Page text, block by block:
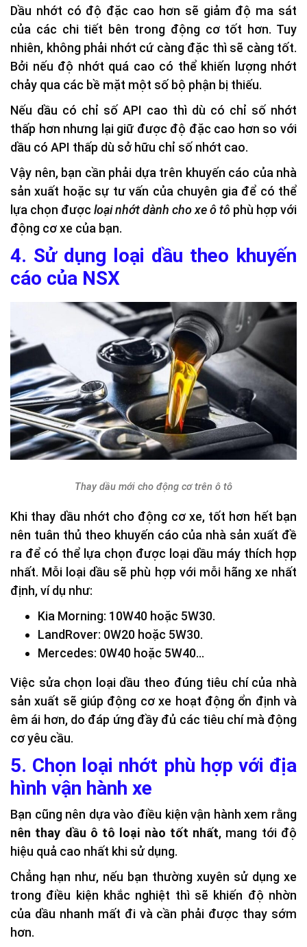
Dầu nhớt có độ đặc cao hơn sẽ giảm độ ma sát
của các chi tiết bên trong động cơ tốt hơn. Tuy
nhiên, không phải nhớt cứ càng đặc thì sẽ càng tốt.
Bởi nếu độ nhớt quá cao có thể khiến lượng nhớt
chảy qua các bề mặt một số bộ phận bị thiếu.
Nếu dầu có chỉ số API cao thì dù có chỉ số nhớt
thấp hơn nhưng lại giữ được độ đặc cao hơn so với
dầu có API thấp dù sở hữu chỉ số nhớt cao.
Vậy nên, bạn cần phải dựa trên khuyến cáo của nhà
sản xuất hoặc sự tư vấn của chuyên gia để có thể
lựa chọn được loại nhớt dành cho xe ô tô phù hợp với
động cơ xe của bạn.
4. Sử dụng loại dầu theo khuyến
cáo của NSX
Thay dầu mới cho động cơ trên ô tô
Khi thay dầu nhớt cho động cơ xe, tốt hơn hết bạn
nên tuân thủ theo khuyến cáo của nhà sản xuất đề
ra để có thể lựa chọn được loại dầu máy thích hợp
nhất. Mỗi loại dầu sẽ phù hợp với mỗi hãng xe nhất
định, ví dụ như:
Kia Morning: 10W40 hoặc 5W30.
LandRover: 0W20 hoặc 5W30.
Mercedes: 0W40 hoặc 5W40…
Việc sửa chọn loại dầu theo đúng tiêu chí của nhà
sản xuất sẽ giúp động cơ xe hoạt động ổn định và
êm ái hơn, do đáp ứng đầy đủ các tiêu chí mà động
cơ yêu cầu.
5. Chọn loại nhớt phù hợp với địa
hình vận hành xe
Bạn cũng nên dựa vào điều kiện vận hành xem rằng
nên thay dầu ô tô loại nào tốt nhất, mang tới độ
hiệu quả cao nhất khi sử dụng.
Chẳng hạn như, nếu bạn thường xuyên sử dụng xe
trong điều kiện khắc nghiệt thì sẽ khiến độ nhờn
của dầu nhanh mất đi và cần phải được thay sớm
hơn.